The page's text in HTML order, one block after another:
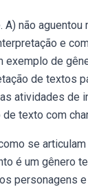
não
e
de
de textos
atividades de
texto com
se
é um gênero
personagens